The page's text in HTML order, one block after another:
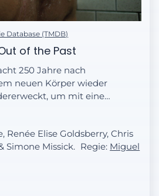
Database (TMDB)
of the Past
250 Jahre nach
neuen Körper wieder
um mit einem
eigenen Mord
Renée Elise Goldsberry, Chris
Simone Missick. Regie: Miguel